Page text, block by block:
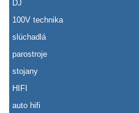
DJ
100V technika
slúchadlá
parostroje
stojany
HIFI
auto hifi